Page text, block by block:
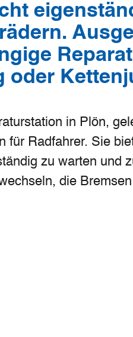
oder
in Plön,
für Radfahrer. Sie
zu warten und
die